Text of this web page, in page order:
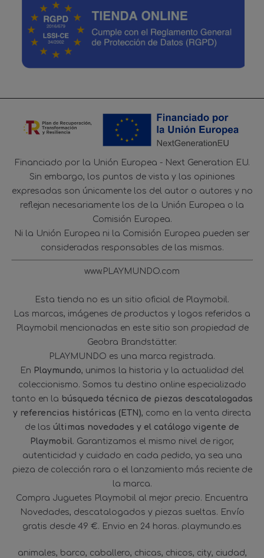
Financiado por la Unión Europea - Next Generation EU.
Sin embargo, los puntos de vista y las opiniones
expresadas son únicamente los del autor o autores y no
reflejan necesariamente los de la Unión Europea o la
Comisión Europea.
Ni la Unión Europea ni la Comisión Europea pueden ser
consideradas responsables de las mismas.
www.PLAYMUNDO.com
Esta tienda no es un sitio oficial de Playmobil.
Las marcas, imágenes de productos y logos referidos a
Playmobil mencionadas en este sitio son propiedad de
Geobra Brandstätter.
PLAYMUNDO es una marca registrada.
En Playmundo, unimos la historia y la actualidad del
coleccionismo. Somos tu destino online especializado
tanto en la búsqueda técnica de piezas descatalogadas
y referencias históricas (ETN), como en la venta directa
de las últimas novedades y el catálogo vigente de
Playmobil. Garantizamos el mismo nivel de rigor,
autenticidad y cuidado en cada pedido, ya sea una
pieza de colección rara o el lanzamiento más reciente de
la marca.
Compra Juguetes Playmobil al mejor precio. Encuentra
Novedades, descatalogados y piezas sueltas. Envío
gratis desde 49 €. Envio en 24 horas. playmundo.es
animales barco caballero chicas chicos city ciudad